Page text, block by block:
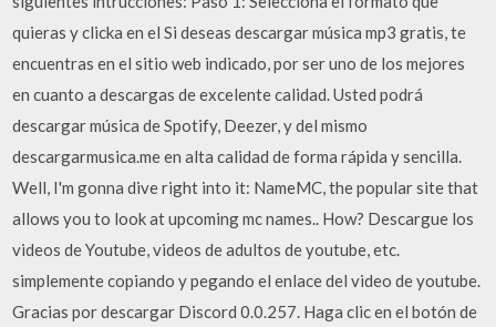
quieras y clicka en el Si deseas descargar música mp3 gratis, te
encuentras en el sitio web indicado, por ser uno de los mejores
en cuanto a descargas de excelente calidad. Usted podrá
descargar música de Spotify, Deezer, y del mismo
descargarmusica.me en alta calidad de forma rápida y sencilla.
Well, I'm gonna dive right into it: NameMC, the popular site that
allows you to look at upcoming mc names.. How? Descargue los
videos de Youtube, videos de adultos de youtube, etc.
simplemente copiando y pegando el enlace del video de youtube.
Gracias por descargar Discord 0.0.257. Haga clic en el botón de